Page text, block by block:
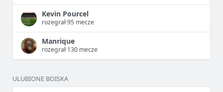
Kevin Pourcel
rozegrał 95 mecze
Manrique
rozegrał 130 mecze
ULUBIONE BOISKA